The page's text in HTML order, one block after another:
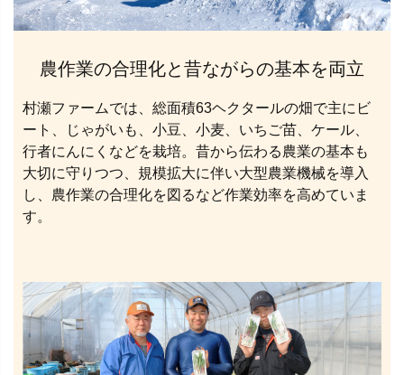
農作業の合理化と昔ながらの基本を両立
村瀬ファームでは、総面積63ヘクタールの畑で主にビ
ート、じゃがいも、小豆、小麦、いちご苗、ケール、
行者にんにくなどを栽培。昔から伝わる農業の基本も
大切に守りつつ、規模拡大に伴い大型農業機械を導入
し、農作業の合理化を図るなど作業効率を高めていま
す。